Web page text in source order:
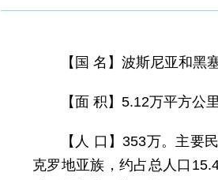
【国 名】波斯尼亚和黑
【面 积】5.12万平方公里
【人 口】353万。主要
克罗地亚族，约占总人口